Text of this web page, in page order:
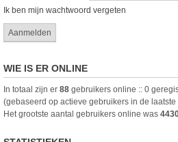
Ik ben mijn wachtwoord vergeten
WIE IS ER ONLINE
In totaal zijn er 88 gebruikers online :: 0
(gebaseerd op actieve gebruikers in de laatste
Het grootste aantal gebruikers online was